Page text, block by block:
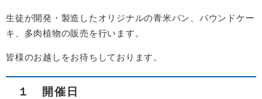
生徒が開発・製造したオリジナルの青米パン、パウンドケー
キ、多肉植物の販売を行います。
皆様のお越しをお待ちしております。
１ 開催日